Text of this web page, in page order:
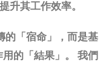
升其工作效率。
的「宿命」，而是基
的「結果」。
我們